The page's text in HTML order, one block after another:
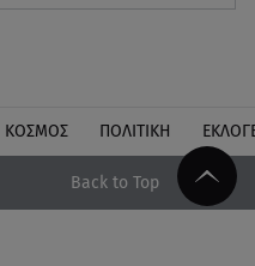
ΚΟΣΜΟΣ ΠΟΛΙΤΙΚΗ
Back to Top